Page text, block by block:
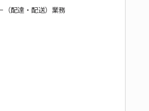
（配達・配送）業務